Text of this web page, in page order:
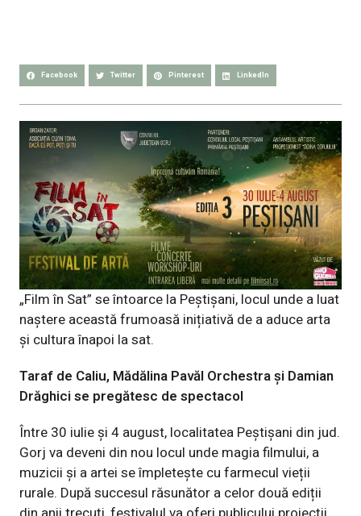
Facebook Twitter Pinterest LinkedIn
„Film în Sat” se întoarce la Peștișani, locul unde a luat
naștere această frumoasă inițiativă de a aduce arta
și cultura înapoi la sat.
Taraf de Caliu, Mădălina Pavăl Orchestra și Damian
Drăghici se pregătesc de spectacol
Între 30 iulie și 4 august, localitatea Peștișani din jud.
Gorj va deveni din nou locul unde magia filmului, a
muzicii și a artei se împletește cu farmecul vieții
rurale. După succesul răsunător a celor două ediții